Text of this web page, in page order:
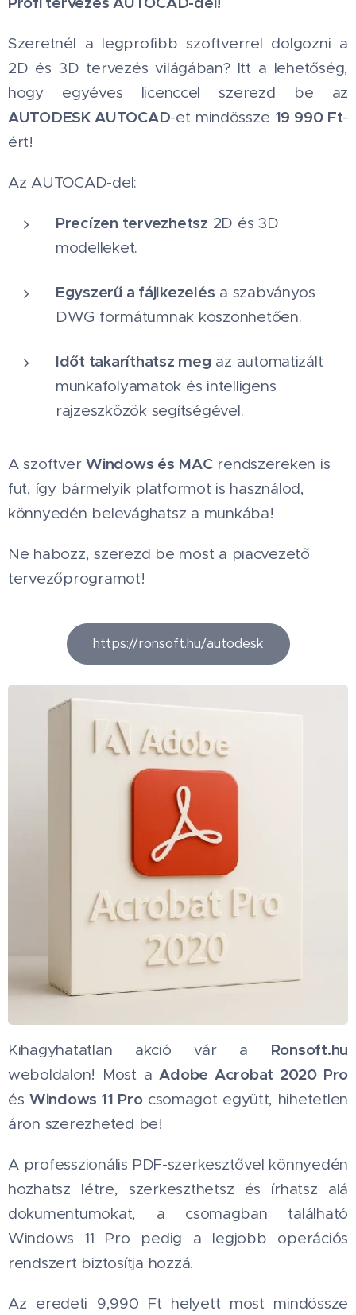
Szeretnél a legprofibb szoftverrel dolgozni a
2D és 3D tervezés világában? Itt a lehetőség,
hogy egyéves licenccel szerezd be az
AUTODESK AUTOCAD-et mindössze 19 990 Ft-
ért!
Az AUTOCAD-del:
Precízen tervezhetsz 2D és 3D
modelleket.
Egyszerű a fájlkezelés a szabványos
DWG formátumnak köszönhetően.
Időt takaríthatsz meg az automatizált
munkafolyamatok és intelligens
rajzeszközök segítségével.
A szoftverWindows és MACrendszereken is
fut, így bármelyik platformot is használod,
könnyedén belevághatsz a munkába!
Ne habozz, szerezd be most a piacvezető
tervezőprogramot! 🚀
https://ronsoft.hu/autodesk
Kihagyhatatlan akció vár a Ronsoft.hu
weboldalon! Most aAdobe Acrobat 2020 Pro
és Windows 11 Procsomagot együtt, hihetetlen
áron szerezheted be!
A professzionális PDF-szerkesztővel könnyedén
hozhatsz létre, szerkeszthetsz és írhatsz alá
dokumentumokat, a csomagban található
Windows 11 Pro pedig a legjobb operációs
rendszert biztosítja hozzá.
Az eredeti 9,990 Ft helyett most mindössze